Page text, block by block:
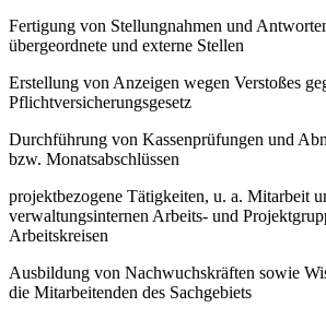
Fertigung von Stellungnahmen und
übergeordnete und externe Stellen
Erstellung von Anzeigen wegen Verstoßes
Pflichtversicherungsgesetz
Durchführung von Kassenprüfungen und
bzw. Monatsabschlüssen
projektbezogene Tätigkeiten, u. a. Mitarbeit
verwaltungsinternen Arbeits- und
Arbeitskreisen
Ausbildung von Nachwuchskräften sowie
die Mitarbeitenden des Sachgebiets